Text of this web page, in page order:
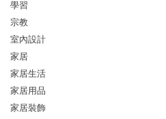
學習
宗教
室內設計
家居
家居生活
家居用品
家居裝飾